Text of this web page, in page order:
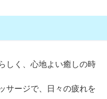
しく、心地よい癒しの時
サージで、日々の疲れを